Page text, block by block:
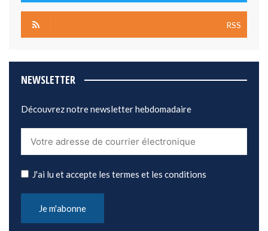
RSS
NEWSLETTER
Découvrez notre newsletter hebdomadaire
J'ai lu et accepte les termes et les conditions